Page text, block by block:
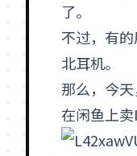
了。
不过，有
北耳机。
那么，今
在闲鱼上卖